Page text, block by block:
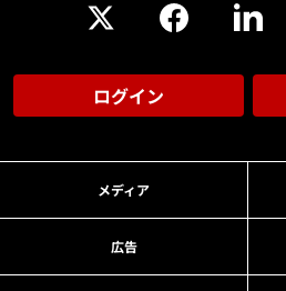
ログイン
メディア
広告